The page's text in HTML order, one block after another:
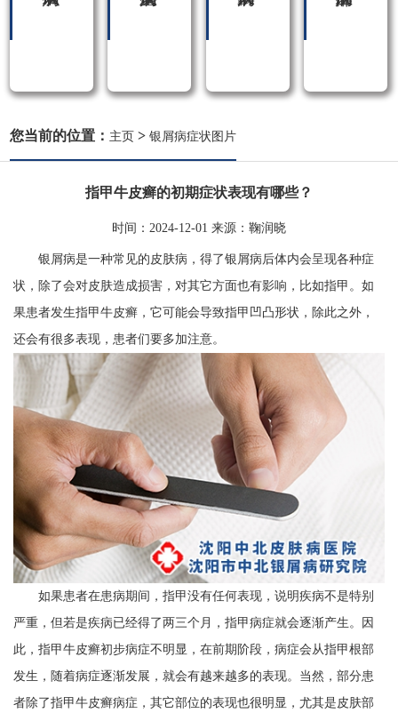
您当前的位置： 主页 >银屑病症状图片
指甲牛皮癣的初期症状表现有哪些？
时间： 2024-12-01 来源： 鞠润晓
银屑病是一种常见的皮肤病，得了银屑病后体内会呈现各种症
状，除了会对皮肤造成损害，对其它方面也有影响，比如指甲。如
果患者发生指甲牛皮癣，它可能会导致指甲凹凸形状，除此之外，
还会有很多表现，患者们要多加注意。
如果患者在患病期间，指甲没有任何表现，说明疾病不是特别
严重，但若是疾病已经得了两三个月，指甲病症就会逐渐产生。因
此，指甲牛皮癣初步病症不明显，在前期阶段，病症会从指甲根部
发生，随着病症逐渐发展，就会有越来越多的表现。当然，部分患
者除了指甲牛皮癣病症，其它部位的表现也很明显，尤其是皮肤部